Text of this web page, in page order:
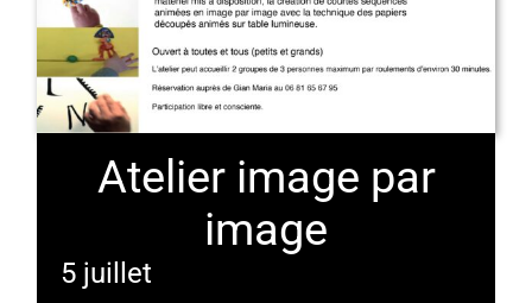
Atelier image par
image
5 juillet